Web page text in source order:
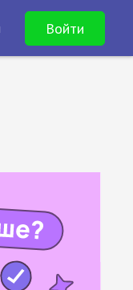
Войти